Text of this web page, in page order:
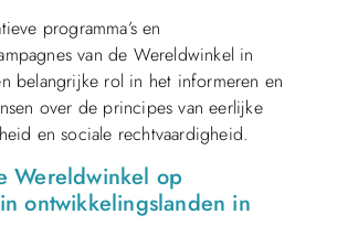
programma’s en
van de Wereldwinkel in
belangrijke rol in het informeren en
over de principes van eerlijke
en sociale rechtvaardigheid.
Wereldwinkel op
ontwikkelingslanden in